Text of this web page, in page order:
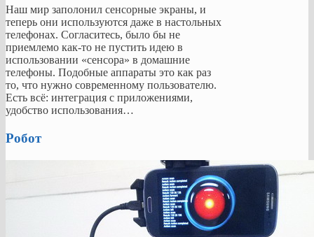
Наш мир заполонил сенсорные экраны, и
теперь они используются даже в настольных
телефонах. Согласитесь, было бы не
приемлемо как-то не пустить идею в
использовании «сенсора» в домашние
телефоны. Подобные аппараты это как раз
то, что нужно современному пользователю.
Есть всё: интеграция с приложениями,
удобство использования…
Робот